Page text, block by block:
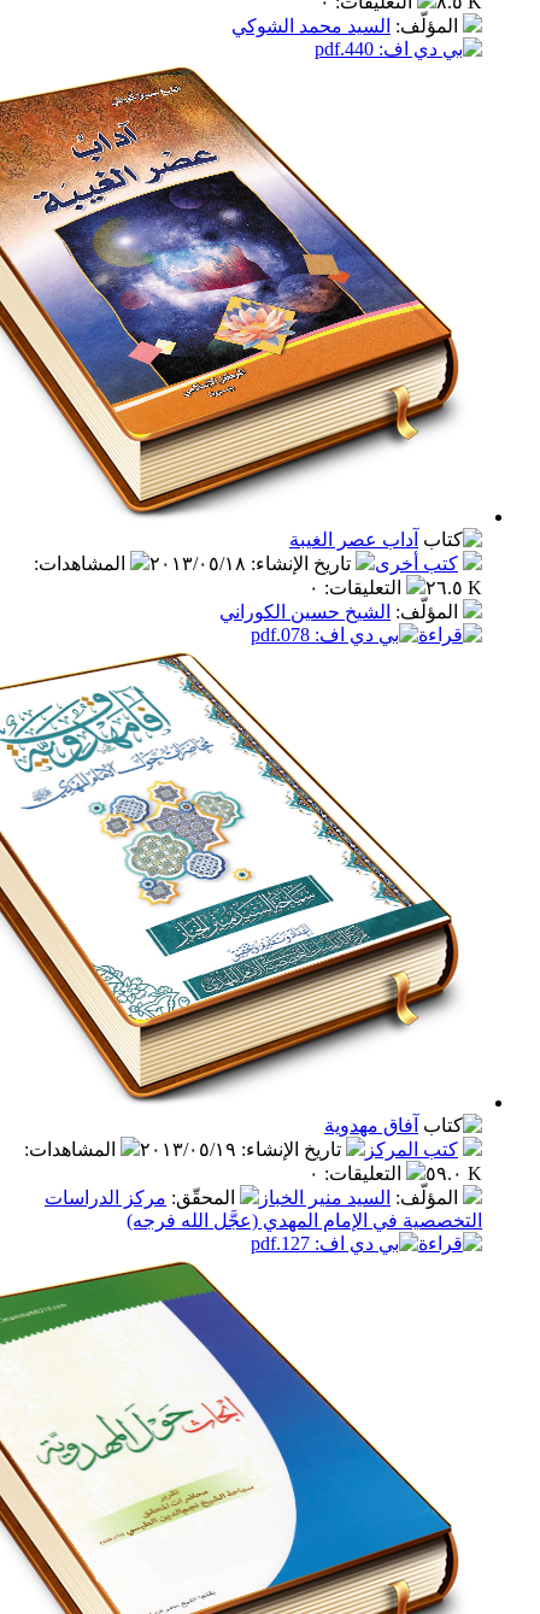
السيد محمد الشوكي
آداب عصر الغيبة
أخرى
تاريخ الإنشاء :٢٠١٣/٠٥/١٨ المشاهدات:
التعليقات:٠
الشيخ حسين الكوراني
آفاق مهدوية
المركز
تاريخ الإنشاء :٢٠١٣/٠٥/١٩ المشاهدات:
التعليقات:٠
السيد منير الخباز المحقّق: مركز الدراسات
في الإمام المهدي (عجَّل الله فرجه)